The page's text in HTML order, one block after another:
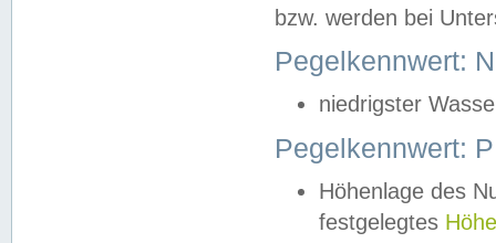
bzw. werden bei
Pegelkennwert:
niedrigster
Pegelkennwert:
Höhenlage des
festgelegtes